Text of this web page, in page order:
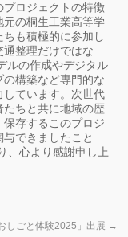
ロジェクトの特徴
元の桐生工業高等学
ちも積極的に参加し
通整理だけではな
ルの作成やデジタル
の構築など専門的な
しています。次世代
たちと共に地域の歴
保存するこのプロジ
与できましたこと
、心より感謝申し上
しごと体験2025」出展 →